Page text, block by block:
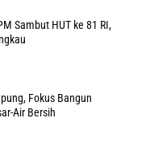
Sambut HUT ke 81 RI,
Fokus Bangun
Air Bersih